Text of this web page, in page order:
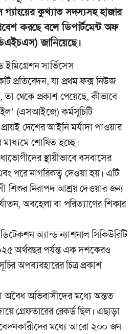
কুখ্যাত সদস্যসহ হাজার
করছে বলে ডিপার্টমেন্ট অফ
জানিয়েছে।
সার্ভিসেস
যা প্রথম ফক্স নিউজ
থেকে প্রকাশ পেয়েছে, কীভাবে
(এসআইজে) কর্মসূচিটি
দেশের আইনি মর্যাদা পাওয়ার
শোষিত হচ্ছে।
স্থায়ীভাবে বসবাসের
পরে নাগরিকত্ব দেওয়া হয়। এটি
শিশুর নিরাপদ আশ্রয় দেওয়ার জন্য
অবহেলা বা পরিত্যাগের শিকার
অ্যান্ড ন্যাশনাল সিকিউরিটি
অর্থবছর পর্যন্ত এক দশকেরও
অপব্যবহারের চিত্র প্রকাশ
অভিবাসীদের মধ্যে অন্তত
গ্রেফতারের রেকর্ড ছিল। এছাড়া
মধ্যে আরো ২০০ জন